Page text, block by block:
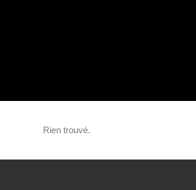
Rien trouvé.